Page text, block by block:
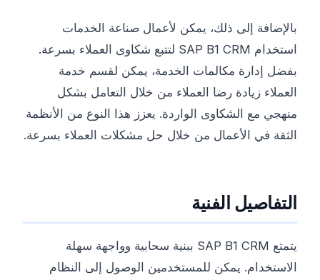
بالإضافة إلى ذلك، يمكن لأعمال صناعة الخدمات
استخدام SAP B1 CRM لتتبع شكاوى العملاء بسرعة.
بفضل إدارة مكالمات الخدمة، يمكن لقسم خدمة
العملاء زيادة رضا العملاء من خلال التعامل بشكل
منهجي مع الشكاوى الواردة. يعزز هذا النوع من الأنظمة
الثقة في الأعمال من خلال حل مشكلات العملاء بسرعة.
التفاصيل الفنية
يتمتع SAP B1 CRM ببنية سحابية وواجهة سهلة
الاستخدام. يمكن للمستخدمين الوصول إلى النظام